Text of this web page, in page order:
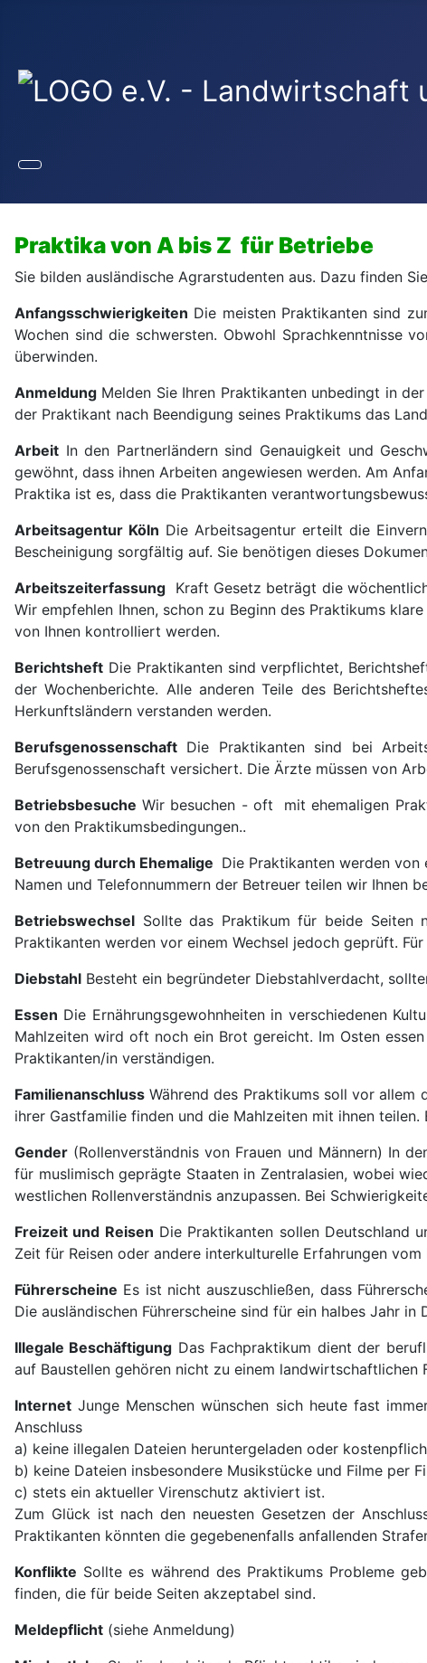
Praktika von A bis Z für Betriebe
Sie bilden ausländische Agrarstudenten aus. Dazu finden
Anfangsschwierigkeiten Die meisten Praktikanten sind
Wochen sind die schwersten. Obwohl Sprachkenntnisse
überwinden.
Anmeldung Melden Sie Ihren Praktikanten unbedingt in
der Praktikant nach Beendigung seines Praktikums das
Arbeit In den Partnerländern sind Genauigkeit und
gewöhnt, dass ihnen Arbeiten angewiesen werden. Am
Praktika ist es, dass die Praktikanten
Arbeitsagentur Köln Die Arbeitsagentur erteilt die
Bescheinigung sorgfältig auf. Sie benötigen dieses
Arbeitszeiterfassung Kraft Gesetz beträgt die
Wir empfehlen Ihnen, schon zu Beginn des Praktikums
von Ihnen kontrolliert werden.
Berichtsheft Die Praktikanten sind verpflichtet,
der Wochenberichte. Alle anderen Teile des
Herkunftsländern verstanden werden.
Berufsgenossenschaft Die Praktikanten sind bei
Berufsgenossenschaft versichert. Die Ärzte müssen von
Betriebsbesuche Wir besuchen - oft mit ehemaligen
von den Praktikumsbedingungen..
Betreuung durch Ehemalige Die Praktikanten werden von
Namen und Telefonnummern der Betreuer teilen wir Ihnen
Betriebswechsel Sollte das Praktikum für beide Seiten
Praktikanten werden vor einem Wechsel jedoch geprüft.
Diebstahl Besteht ein begründeter Diebstahlverdacht,
Essen Die Ernährungsgewohnheiten in verschiedenen
Mahlzeiten wird oft noch ein Brot gereicht. Im Osten
Praktikanten/in verständigen.
Familienanschluss Während des Praktikums soll vor allem
ihrer Gastfamilie finden und die Mahlzeiten mit ihnen
Gender (Rollenverständnis von Frauen und Männern) In
für muslimisch geprägte Staaten in Zentralasien, wobei
westlichen Rollenverständnis anzupassen. Bei
Freizeit und Reisen Die Praktikanten sollen Deutschland
Zeit für Reisen oder andere interkulturelle Erfahrungen
Führerscheine Es ist nicht auszuschließen, dass
Die ausländischen Führerscheine sind für ein halbes Jahr
Illegale Beschäftigung Das Fachpraktikum dient der
auf Baustellen gehören nicht zu einem landwirtschaftlichen
Internet Junge Menschen wünschen sich heute fast
Anschluss
a) keine illegalen Dateien heruntergeladen oder
b) keine Dateien insbesondere Musikstücke und Filme per
c) stets ein aktueller Virenschutz aktiviert ist.
Zum Glück ist nach den neuesten Gesetzen der
Praktikanten könnten die gegebenenfalls anfallenden
Konflikte Sollte es während des Praktikums Probleme
finden, die für beide Seiten akzeptabel sind.
Meldepflicht (siehe Anmeldung)